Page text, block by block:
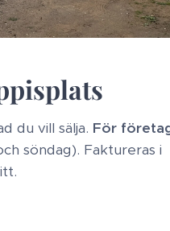
du vill sälja. För
söndag). Faktureras i